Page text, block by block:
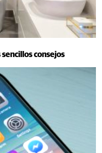
sencillos consejos